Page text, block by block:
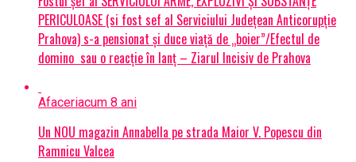
PERICULOASE (si fost sef al Serviciului Judeţean Anticorupţie
Prahova) s-a pensionat și duce viață de „boier”/Efectul de
domino sau o reacție în lanț – Ziarul Incisiv de Prahova
Afaceriacum 8 ani
Un NOU magazin Annabella pe strada Maior V. Popescu din
Ramnicu Valcea